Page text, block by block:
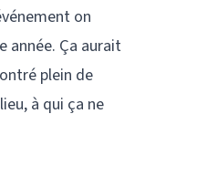
on
année. Ça aurait
plein de
à qui ça ne